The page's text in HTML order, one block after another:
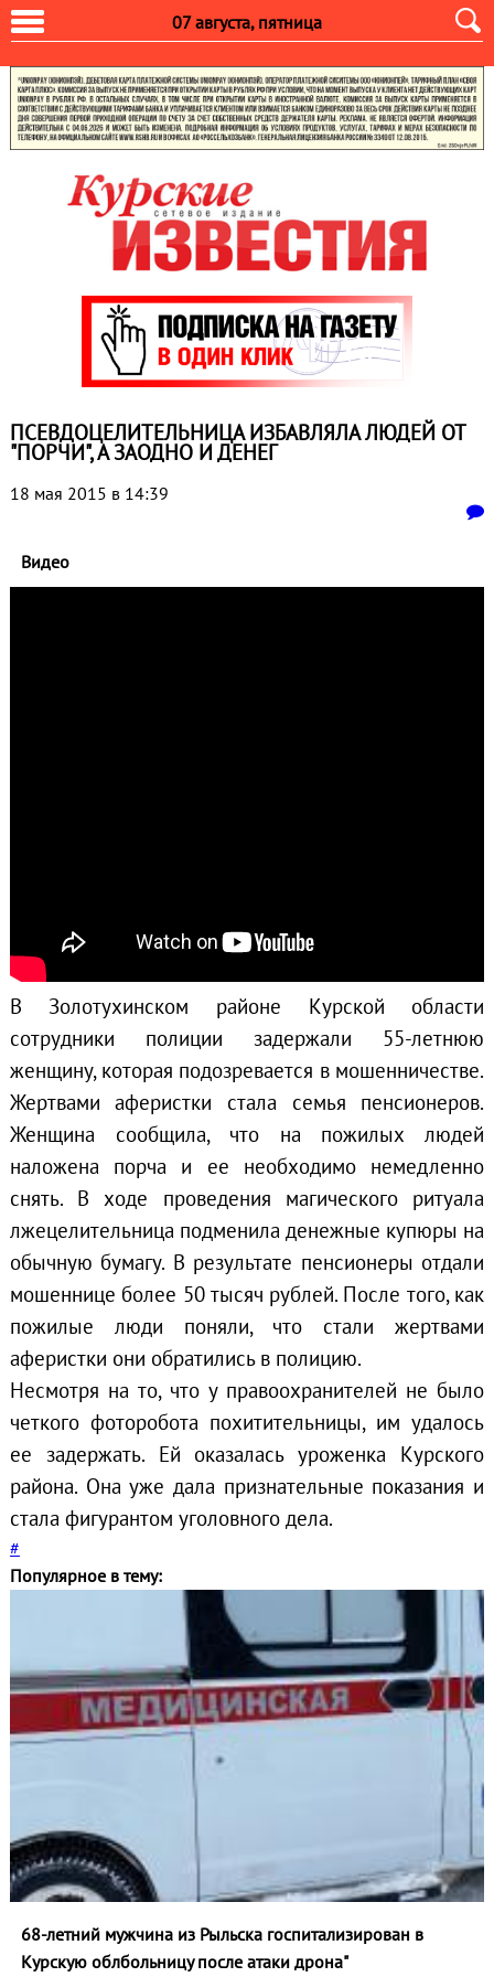
07 августа, пятница
ПСЕВДОЦЕЛИТЕЛЬНИЦА ИЗБАВЛЯЛА ЛЮДЕЙ ОТ
"ПОРЧИ", А ЗАОДНО И ДЕНЕГ
18 мая 2015 в 14:39
Видео
В Золотухинском районе Курской области
сотрудники полиции задержали 55-летнюю
женщину, которая подозревается в мошенничестве.
Жертвами аферистки стала семья пенсионеров.
Женщина сообщила, что на пожилых людей
наложена порча и ее необходимо немедленно
снять. В ходе проведения магического ритуала
лжецелительница подменила денежные купюры на
обычную бумагу. В результате пенсионеры отдали
мошеннице более 50 тысяч рублей. После того, как
пожилые люди поняли, что стали жертвами
аферистки они обратились в полицию.
Несмотря на то, что у правоохранителей не было
четкого фоторобота похитительницы, им удалось
ее задержать. Ей оказалась уроженка Курского
района. Она уже дала признательные показания и
стала фигурантом уголовного дела.
#
Популярное в тему:
68-летний мужчина из Рыльска госпитализирован в
Курскую облбольницу после атаки дрона"